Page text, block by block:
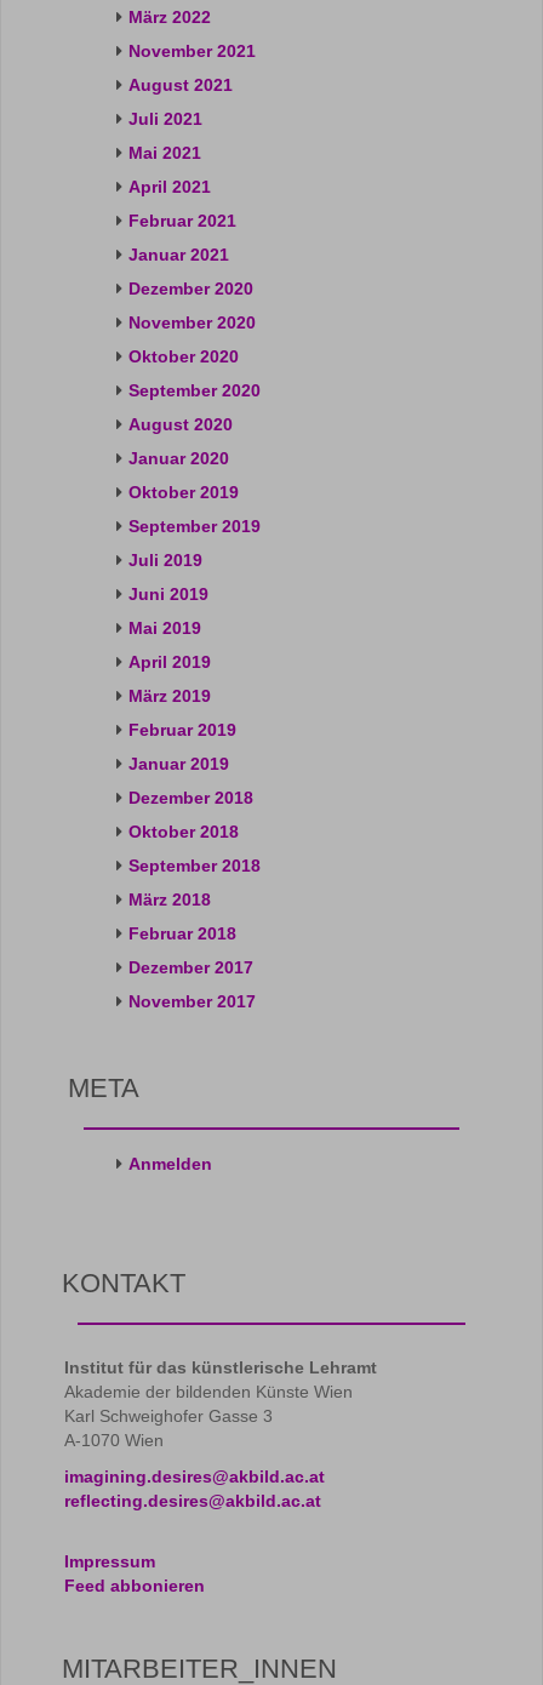
März 2022
November 2021
August 2021
Juli 2021
Mai 2021
April 2021
Februar 2021
Januar 2021
Dezember 2020
November 2020
Oktober 2020
September 2020
August 2020
Januar 2020
Oktober 2019
September 2019
Juli 2019
Juni 2019
Mai 2019
April 2019
März 2019
Februar 2019
Januar 2019
Dezember 2018
Oktober 2018
September 2018
März 2018
Februar 2018
Dezember 2017
November 2017
META
Anmelden
KONTAKT
Institut für das künstlerische Lehramt
Akademie der bildenden Künste Wien
Karl Schweighofer Gasse 3
A-1070 Wien
imagining.desires@akbild.ac.at
reflecting.desires@akbild.ac.at
Impressum
Feed abbonieren
MITARBEITER_INNEN